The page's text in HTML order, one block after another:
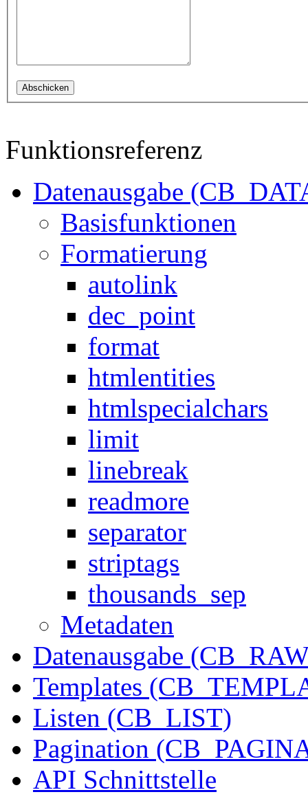
Funktionsreferenz
Datenausgabe
Basisfunktionen
Formatierung
autolink
dec_point
format
htmlentities
htmlspecialchars
limit
linebreak
readmore
separator
striptags
thousands_sep
Metadaten
Datenausgabe
Templates
Listen (CB_LIST)
Pagination
API Schnittstelle